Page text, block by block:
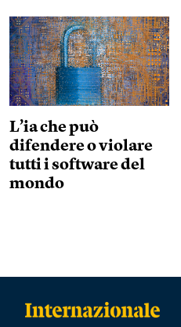
L’ia che può
difendere o violare
tutti i software del
mondo